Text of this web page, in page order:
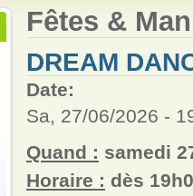
Fêtes &
DREAM
Date:
Sa, 27/06/2026 -
Quand : samedi
Horaire : dès